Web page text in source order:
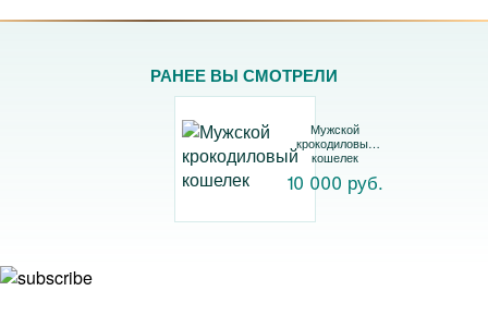
РАНЕЕ ВЫ СМОТРЕЛИ
Мужской
крокодиловый
кошелек
10 000 руб.